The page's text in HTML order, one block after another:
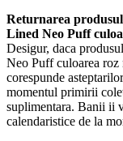
Returnarea
Lined Neo Puff
Desigur, daca
Neo Puff culoarea roz
corespunde
momentul primirii
suplimentara. Banii ii
calendaristice de la